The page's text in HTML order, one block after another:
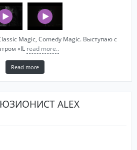
Magic, Comedy Magic. Выступаю с
«IL read more..
Read more
ALEX